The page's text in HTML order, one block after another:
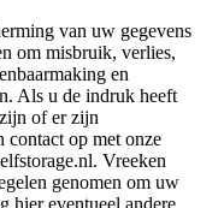
van uw gegevens
om misbruik, verlies,
en
Als u de indruk heeft
of er zijn
contact op met onze
Vreeken
genomen om uw
hier eventueel andere